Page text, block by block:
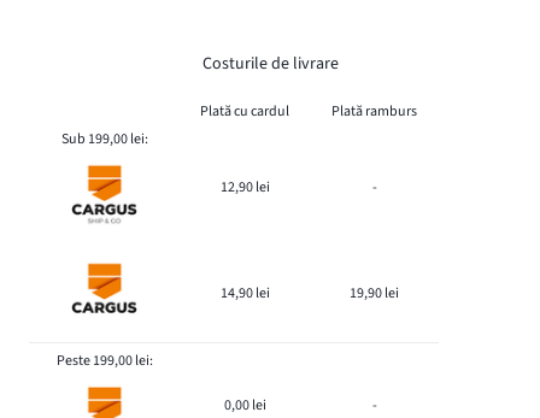
Costurile de livrare
Plată cu cardul
Plată ramburs
Sub 199,00 lei:
12,90 lei -
14,90 lei 19,90 lei
Peste 199,00 lei:
0,00 lei -